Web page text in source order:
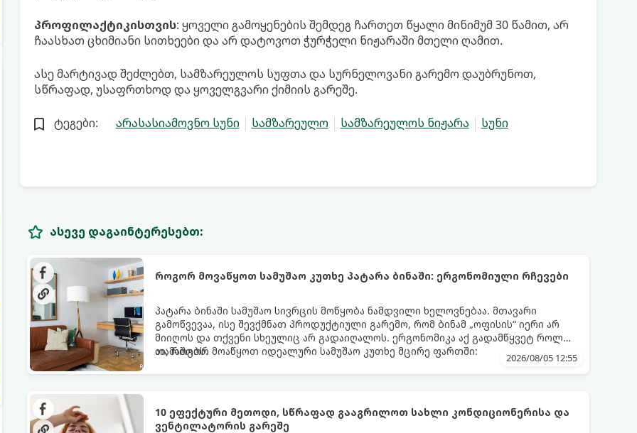
პროფილაქტიკისთვის: ყოველი გამოყენების შემდეგ ჩართეთ წყალი მინიმუმ 30 წამით, არ
ჩაასხათ ცხიმიანი სითხეები და არ დატოვოთ ჭურჭელი ნიჟარაში მთელი ღამით.
ასე მარტივად შეძლებთ, სამზარეულოს სუფთა და სურნელოვანი გარემო დაუბრუნოთ,
სწრაფად, უსაფრთხოდ და ყოველგვარი ქიმიის გარეშე.
ტეგები: არასასიამოვნო სუნი სამზარეულო სამზარეულოს ნიჟარა სუნი
ასევე დაგაინტერესებთ:
როგორ მოვაწყოთ სამუშაო კუთხე პატარა ბინაში: ერგონომიული რჩევები
პატარა ბინაში სამუშაო სივრცის მოწყობა ნამდვილი ხელოვნებაა. მთავარი
გამოწვევაა, ისე შევქმნათ პროდუქტიული გარემო, რომ ბინამ „ოფისის“ იერი არ
მიიღოს და თქვენი სხეულიც არ გადაიღალოს. ერგონომიკა აქ გადამწყვეტ როლს
თამაშობს.
აი, როგორ მოაწყოთ იდეალური სამუშაო კუთხე მცირე ფართში: 2026/08/05 12:55
10 ეფექტური მეთოდი, სწრაფად გააგრილოთ სახლი კონდიციონერისა და
ვენტილატორის გარეშე